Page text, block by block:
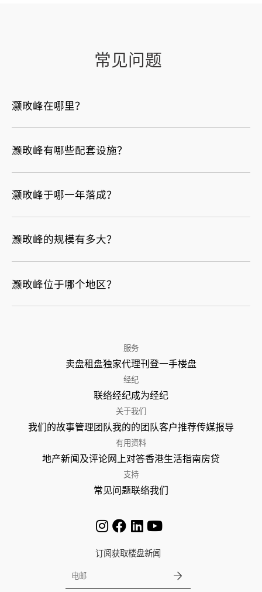
常见问题
灏畋峰在哪里？
灏畋峰有哪些配套设施？
灏畋峰于哪一年落成？
灏畋峰的规模有多大？
灏畋峰位于哪个地区？
服务
卖盘租盘独家代理刊登一手楼盘
经纪
联络经纪成为经纪
关于我们
我们的故事管理团队我的的团队客户推荐传媒报导
有用资料
地产新闻及评论网上对答香港生活指南房贷
支持
常见问题联络我们
订阅获取楼盘新闻